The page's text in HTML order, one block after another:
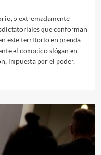
o extremadamente
que conforman
este territorio en prenda
el conocido slógan en
impuesta por el poder.